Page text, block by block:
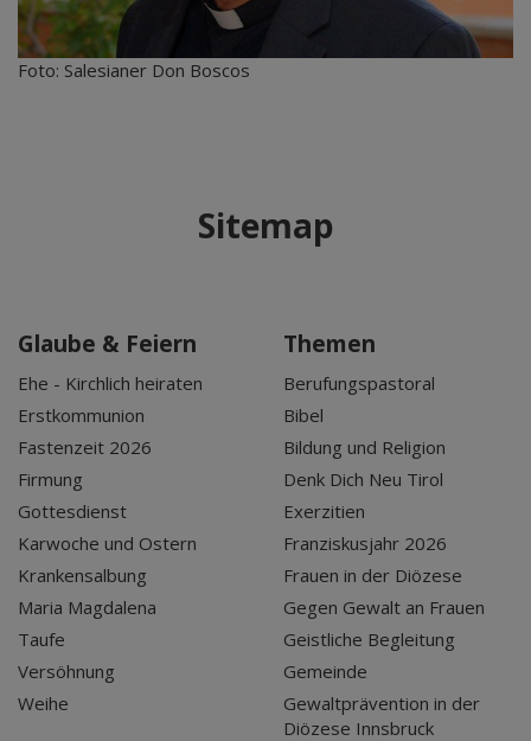
Foto: Salesianer Don Boscos
Sitemap
Glaube & Feiern
Ehe - Kirchlich heiraten
Erstkommunion
Fastenzeit 2026
Firmung
Gottesdienst
Karwoche und Ostern
Krankensalbung
Maria Magdalena
Taufe
Versöhnung
Weihe
Themen
Berufungspastoral
Bibel
Bildung und Religion
Denk Dich Neu Tirol
Exerzitien
Franziskusjahr 2026
Frauen in der Diözese
Gegen Gewalt an Frauen
Geistliche Begleitung
Gemeinde
Gewaltprävention in der
Diözese Innsbruck